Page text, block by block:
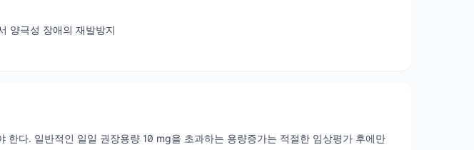
양극성 장애의 재발방지
한다. 일반적인 일일 권장용량 10 mg을 초과하는 용량증가는 적절한 임상평가 후에만